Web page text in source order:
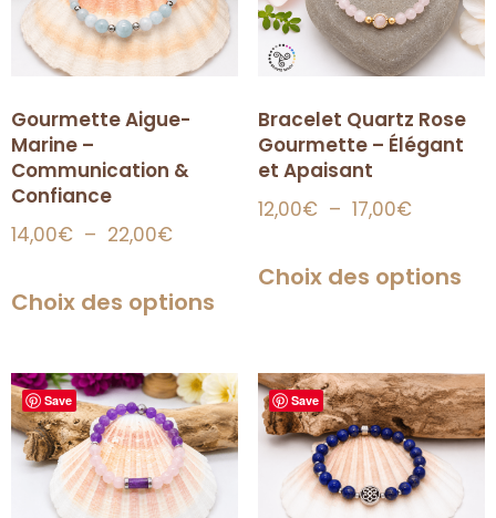
Gourmette Aigue-
Marine –
Communication &
Confiance
14,00€ – 22,00€
Choix des options
Bracelet Quartz Rose
Gourmette – Élégant
et Apaisant
12,00€ – 17,00€
Choix des options
Save Save